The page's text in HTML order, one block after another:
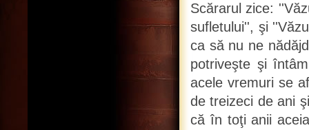
Scărarul zice:
sufletului'', şi
ca să nu ne
potriveşte şi
acele vremuri se
de treizeci de ani
că în toţi anii